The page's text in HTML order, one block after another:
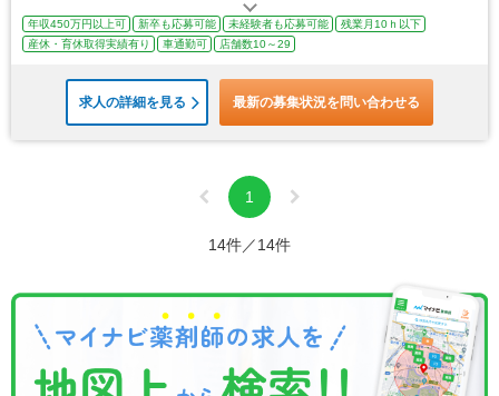
年収450万円以上可 新卒も応募可能 未経験者も応募可能
残業月10ｈ以下
産休・育休取得実績有り
車通勤可 店舗数10～29
求人の詳細を見る 最新の募集状況を問い合わせる
1
14件／14件